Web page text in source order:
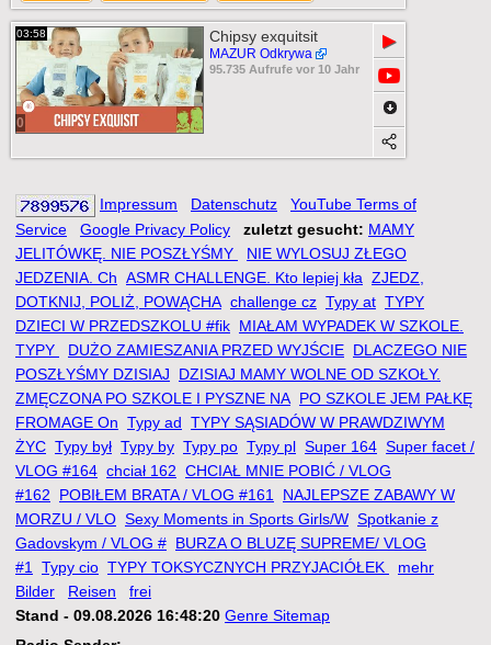
03:58
0
Chipsy exquitsit
MAZUR Odkrywa
95.735 Aufrufe vor 10 Jahr
▶
Impressum Datenschutz
YouTube Terms of
Service
Google Privacy Policy zuletzt gesucht: MAMY
JELITÓWKĘ. NIE POSZŁYŚMY
NIE WYLOSUJ ZŁEGO
JEDZENIA. Ch ASMR CHALLENGE. Kto lepiej kła ZJEDZ,
DOTKNIJ, POLIŻ, POWĄCHA challenge cz Typy at TYPY
DZIECI W PRZEDSZKOLU #fik MIAŁAM WYPADEK W SZKOLE.
TYPY
DUŻO ZAMIESZANIA PRZED WYJŚCIE DLACZEGO NIE
POSZŁYŚMY DZISIAJ
DZISIAJ MAMY WOLNE OD SZKOŁY.
ZMĘCZONA PO SZKOLE I PYSZNE NA PO SZKOLE JEM PAŁKĘ
FROMAGE On Typy ad TYPY SĄSIADÓW W PRAWDZIWYM
ŻYC Typy był Typy by Typy po Typy pl Super 164 Super facet /
VLOG #164 chciał 162 CHCIAŁ MNIE POBIĆ / VLOG
#162
POBIŁEM BRATA / VLOG #161
NAJLEPSZE ZABAWY W
MORZU / VLO Sexy Moments in Sports Girls/W Spotkanie z
Gadovskym / VLOG # BURZA O BLUZĘ SUPREME/ VLOG
#1
Typy cio TYPY TOKSYCZNYCH PRZYJACIÓŁEK
mehr
Bilder
Reisen
frei
Stand - 09.08.2026 16:48:20 Genre Sitemap